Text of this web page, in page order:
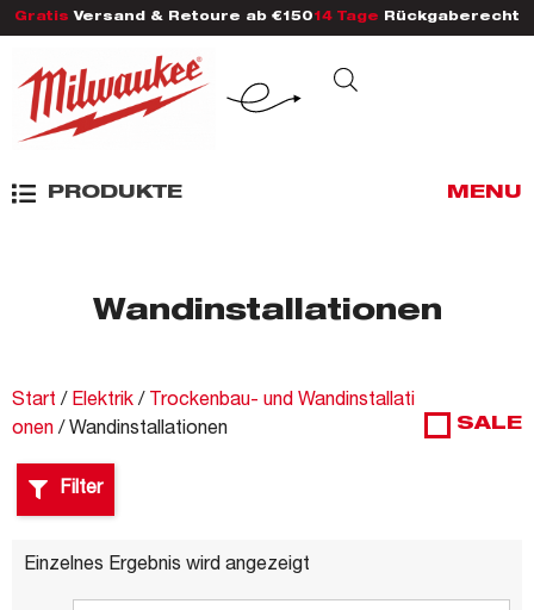
Gratis Versand & Retoure ab €150 14 Tage Rückgaberecht
PRODUKTE MENU
Wandinstallationen
Start / Elektrik / Trockenbau- und Wandinstallati
onen / Wandinstallationen SALE
Filter
Einzelnes Ergebnis wird angezeigt